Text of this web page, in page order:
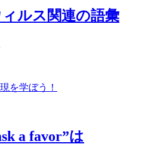
ルス関連の語彙
を学ぼう！
a favor”は